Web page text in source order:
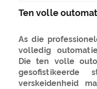
Ten volle
As die
volledig
Die ten volle
verskeidenheid